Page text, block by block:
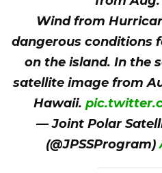
Wind from
dangerous conditions
on the island. In the
satellite image from
Hawaii.
— Joint Polar
(@JPSSProgram)